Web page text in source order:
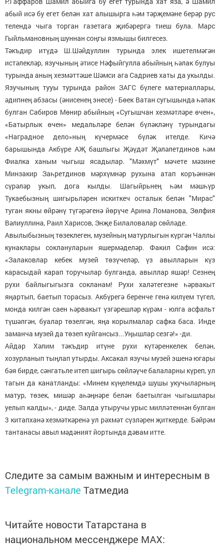
абый исә бу егет белән хат алышырга һәм тәрҗемәне берәр рус
телендә чыга торган газетага җибәрергә тиеш була. Марс
Гыйльмановның шуннан соңгы язмышы билгесез.
Тәкъдир итүдә Ш.Шәйдуллин турында элек ишетелмәгән
истәлекләр, язучының әтисе Нәфыйгулла абыйның һәлак булуы
турында аның хезмәттәше Шәмси ага Садриев хаты да укылды.
Язучының тууы турында район ЗАГС бүлеге материаллары,
әдипнең абзасы (әнисенең энесе) - Бөек Ватан сугышында һәлак
булган Сабиров Мөнир абыйның «Сугышчан хезмәтләре өчен»,
«Батырлык өчен» медальләре белән бүләкләнү турындагы
«Наградное дело»ның күчермәсе бүләк ителде. Кичә
барышында Акбүре АҖ башлыгы Җәүдәт Җәләлетдинов һәм
Фиалка ханым чыгыш ясадылар. "Мәхмүт" мәчете мәзине
Минзакир Заһретдинов мәрхүмнәр рухына атап коръәннән
сүрәләр укып, дога кылды. Шагыйрьнең һәм мәшһүр
Тукаебызның шигырьләрен искиткеч осталык белән "Мирас"
туган якны өйрәнү түгәрәгенә йөрүче Арина Ломанова, Зөлфия
Вәлиуллина, Раил Харисов, Энҗе Билаловалар сөйләде.
Авылыбызның төзеклеген, музейның матурлыгын күргән Чаллы
кунаклары соклануларын яшермәделәр. Факил Сафин исә:
«Залаковлар кебек музей төзүчеләр, үз авылларын күз
карасыдай карап торучылар булганда, авыллар яшәр! Сезнең
рухи байлыгыгызга сокланам! Рухи халәтегезне һәрвакыт
яңартып, баетып торасыз. Акбүрегә беренче генә килүем түгел,
монда килгән саен һәрвакыт үзгәрешләр күрәм - юлга асфальт
түшәлгән, буалар төзелгән, яңа корылмалар сафка баса. Инде
заманча музей да төзеп куйгансыз...Уңышлар сезгә!» -ди.
Айдар Хәлим тәкъдир итүне рухи күтәренкелек белән,
хозурланып тыңлап утырды. Аксакал язучы музей эшенә югары
бәя бирде, сәнгатьле итеп шигырь сөйләүче балаларны күреп, ул
тагын да канатланды: «Минем күңелемдә шушы укучыларның
матур, төзек, мишәр аһәңнәре белән баетылган чыгышлары
уелып калды», - диде. Залда утыручы урыс милләтеннән булган
3 китапханә хезмәткәренә ул рәхмәт сүзләрен җиткерде. Бәйрәм
тантанасы авыл мәдәният йортында дәвам итте.
Следите за самым важным и интересным в
Telegram-канале Татмедиа
Читайте новости Татарстана в
национальном мессенджере MАХ: